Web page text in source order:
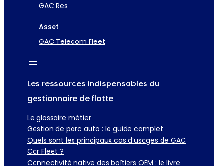
GAC Res
Asset
GAC Telecom Fleet
Les ressources indispensables du
gestionnaire de flotte
Le glossaire métier
Gestion de parc auto : le guide complet
Quels sont les principaux cas d’usages de GAC
Car Fleet ?
Connectivité native des boîtiers OEM : le livre